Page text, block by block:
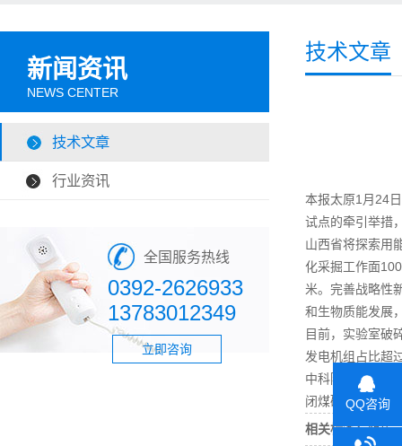
新闻资讯
NEWS CENTER
技术文章
行业资讯
全国服务热线
0392-2626933
13783012349
立即咨询
技术文章
本报太原1月24
试点的牵引举措
山西省将探索用
化采掘工作面
米。完善战略性
和生物质能发展
目前， 实验室破
发电机组占比超
中科院山西煤化
闭煤矿
75座，退
相关标签：煤矿
QQ咨询